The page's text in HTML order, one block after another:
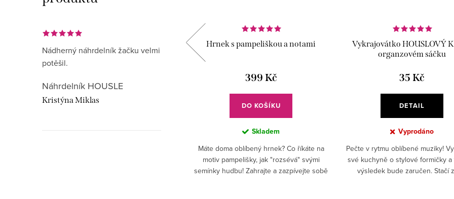
Nádherný náhrdelník žačku velmi
potěšil.
Náhrdelník HOUSLE
Kristýna Miklas
Hudebnikum.cz
recenze
TRÁMCEM v organzovém sáčku
DO KOŠÍKU
Hrnek s pampeliškou a notami
399 Kč
DO KOŠÍKU
Skladem
Máte doma oblíbený hrnek? Co říkáte na
motiv pampelišky, jak "rozsévá" svými
semínky hudbu! Zahrajte a zazpívejte sobě
Vykrajovátko HOUSLOVÝ
organzovém sáčku
35 Kč
DETAIL
Vyprodáno
Pečte v rytmu oblíbené muziky!
své kuchyně o stylové formičky
výsledek bude zaručen. Stačí